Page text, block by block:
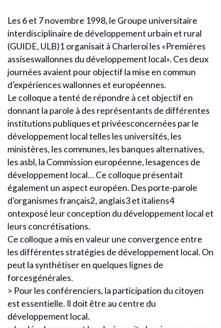
Les 6 et 7 novembre 1998, le Groupe universitaire
interdisciplinaire de développement urbain et rural
(GUIDE, ULB)1 organisait à Charleroi les «Premières
assiseswallonnes du développement local». Ces deux
journées avaient pour objectif la mise en commun
d’expériences wallonnes et européennes.
Le colloque a tenté de répondre à cet objectif en
donnant la parole à des représentants de différentes
institutions publiques et privéesconcernées par le
développement local telles les universités, les
ministères, les communes, les banques alternatives,
les asbl, la Commission européenne, lesagences de
développement local… Ce colloque présentait
également un aspect européen. Des porte-parole
d’organismes français2, anglais3 et italiens4
ontexposé leur conception du développement local et
leurs concrétisations.
Ce colloque a mis en valeur une convergence entre
les différentes stratégies de développement local. On
peut la synthétiser en quelques lignes de
forcesgénérales.
> Pour les conférenciers, la participation du citoyen
est essentielle. Il doit être au centre du
développement local.